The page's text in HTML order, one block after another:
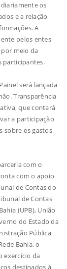
os
e a relação
A
pelos entes
por meio da
participantes.
será lançada
Transparência
que contará
a participação
sobre os gastos
com o
com o apoio
de Contas do
de Contas
(UPB), União
do Estado da
Pública
Bahia, o
exercício da
destinados à